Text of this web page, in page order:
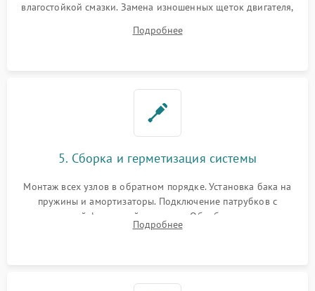
влагостойкой смазки. Замена изношенных щеток двигателя,
или поврежденной резиновой манжеты.
Подробнее
5. Сборка и герметизация системы
Монтаж всех узлов в обратном порядке. Установка бака на
пружины и амортизаторы. Подключение патрубков с
надежной фиксацией хомутами. Обработка стыков
герметиком для предотвращения возможных протечек воды.
Подробнее